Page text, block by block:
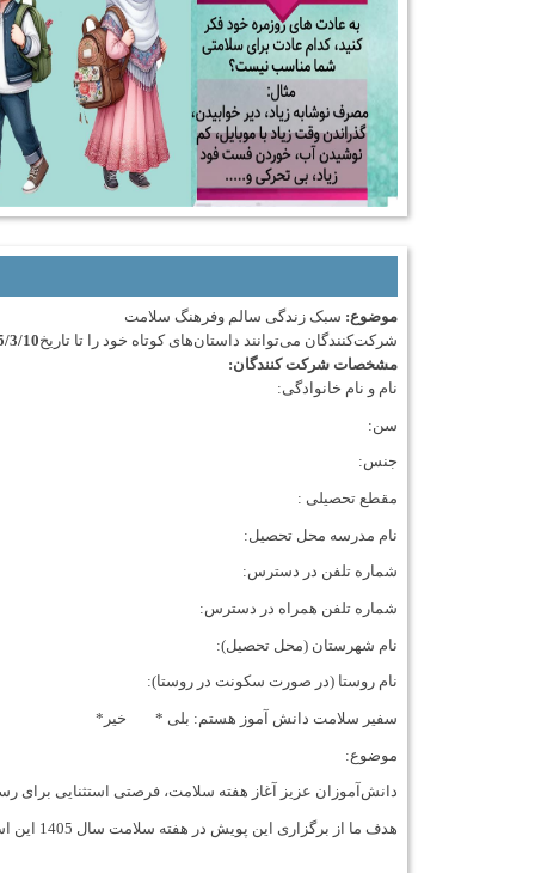
موضوع: سبک زندگی سالم وفرهنگ سلامت
شرکت‌کنندگان می‌توانند داستان‌های کوتاه خود را تا تاریخ3/10
مشخصات شرکت کنندگان:
نام و نام خانوادگی:
سن:
جنس:
مقطع تحصیلی :
نام مدرسه محل تحصیل:
شماره تلفن در دسترس:
شماره تلفن همراه در دسترس:
نام شهرستان (محل تحصیل):
نام روستا (در صورت سکونت در روستا):
سفیر سلامت دانش آموز هستم: بلی * خیر *
موضوع:
دانش‌آموزان عزیز آغاز هفته سلامت، فرصتی استثنایی برای
هدف ما از برگزاری این پویش در هفته سلامت سال 1405 این است که در کنار شما باشیم و شما را به انتخاب و جایگزینی یک عادت ناسالم با یک عادت سالم برای مدت یک هفته تشویق کنیم.